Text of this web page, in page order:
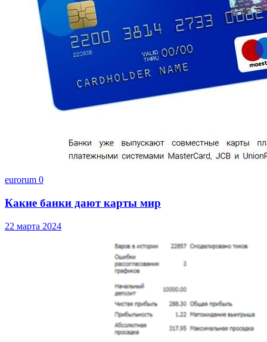
eurorum 0
Какие банки дают карты мир
22 марта 2024